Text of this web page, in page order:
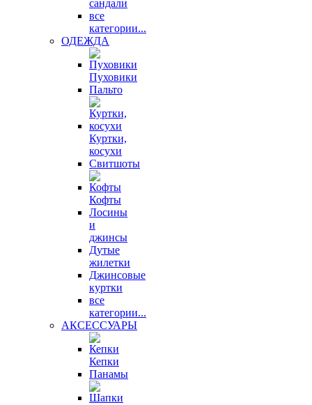
сандали
все
категории...
ОДЕЖДА
Пуховики
Пальто
Куртки,
косухи
Свитшоты
Кофты
Лосины
и
джинсы
Дутые
жилетки
Джинсовые
куртки
все
категории...
АКСЕССУАРЫ
Кепки
Панамы